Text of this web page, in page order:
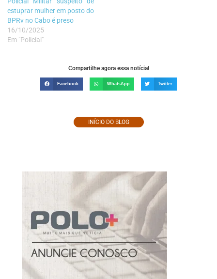
estuprar mulher em posto do
BPRv no Cabo é preso
16/10/2025
Em "Policial"
Compartilhe agora essa notícia!
Facebook WhatsApp Twitter
INÍCIO DO BLOG